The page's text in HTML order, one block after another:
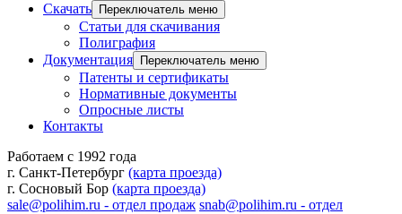
Скачать
Переключатель меню
Статьи для скачивания
Полиграфия
Документация
Переключатель меню
Патенты и сертификаты
Нормативные документы
Опросные листы
Контакты
Работаем с 1992 года
г. Санкт-Петербург (карта проезда)
г. Сосновый Бор (карта проезда)
sale@polihim.ru - отдел продаж snab@polihim.ru - отдел